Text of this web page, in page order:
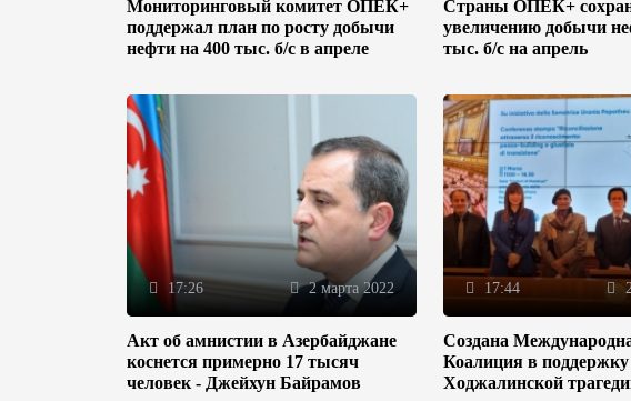
Мониторинговый комитет ОПЕК+
поддержал план по росту добычи
нефти на 400 тыс. б/с в апреле
Страны ОПЕК+
увеличению добычи
тыс. б/с на апрель
17:26 2 марта 2022
Акт об амнистии в Азербайджане
коснется примерно 17 тысяч
человек - Джейхун Байрамов
17:44
Создана
Коалиция в
Ходжалинской